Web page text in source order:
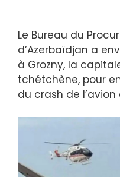
Le Bureau du
d’Azerbaïdjan a
à Grozny, la
tchétchène, pour
du crash de l’avion